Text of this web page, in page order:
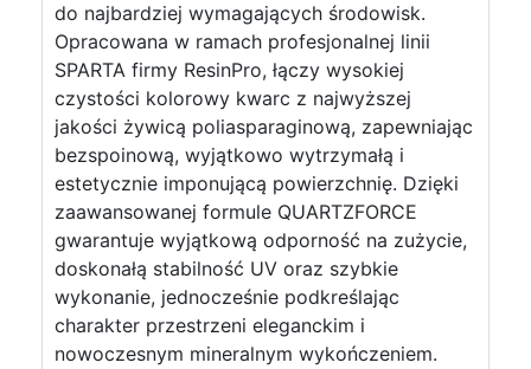
do najbardziej wymagających środowisk.
Opracowana w ramach profesjonalnej linii
SPARTA firmy ResinPro, łączy wysokiej
czystości kolorowy kwarc z najwyższej
jakości żywicą poliasparaginową, zapewniając
bezspoinową, wyjątkowo wytrzymałą i
estetycznie imponującą powierzchnię. Dzięki
zaawansowanej formule QUARTZFORCE
gwarantuje wyjątkową odporność na zużycie,
doskonałą stabilność UV oraz szybkie
wykonanie, jednocześnie podkreślając
charakter przestrzeni eleganckim i
nowoczesnym mineralnym wykończeniem.